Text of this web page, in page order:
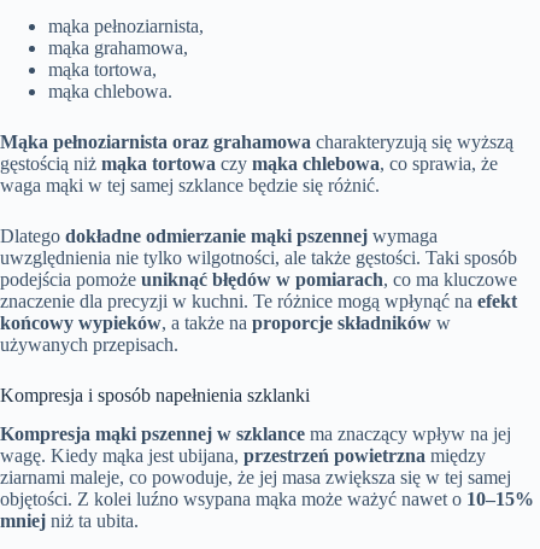
mąka pełnoziarnista,
mąka grahamowa,
mąka tortowa,
mąka chlebowa.
Mąka pełnoziarnista oraz grahamowa charakteryzują się wyższą
gęstością niż mąka tortowa czy mąka chlebowa, co sprawia, że
waga mąki w tej samej szklance będzie się różnić.
Dlatego dokładne odmierzanie mąki pszennej wymaga
uwzględnienia nie tylko wilgotności, ale także gęstości. Taki sposób
podejścia pomoże uniknąć błędów w pomiarach, co ma kluczowe
znaczenie dla precyzji w kuchni. Te różnice mogą wpłynąć na efekt
końcowy wypieków, a także na proporcje składników w
używanych przepisach.
Kompresja i sposób napełnienia szklanki
Kompresja mąki pszennej w szklance ma znaczący wpływ na jej
wagę. Kiedy mąka jest ubijana, przestrzeń powietrzna między
ziarnami maleje, co powoduje, że jej masa zwiększa się w tej samej
objętości. Z kolei luźno wsypana mąka może ważyć nawet o 10–15%
mniej niż ta ubita.